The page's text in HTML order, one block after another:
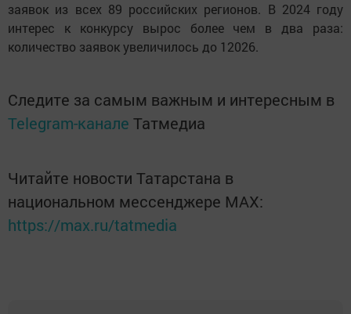
заявок из всех 89 российских регионов. В 2024 году
интерес к конкурсу вырос более чем в два раза:
количество заявок увеличилось до 12026.
Следите за самым важным и интересным в
Telegram-канале Татмедиа
Читайте новости Татарстана в
национальном мессенджере MАХ:
https://max.ru/tatmedia